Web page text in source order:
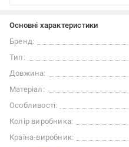
Основні характеристики
Бренд:
Тип:
Довжина:
Матеріал:
Особливості:
Колір виробника:
Країна-виробник: